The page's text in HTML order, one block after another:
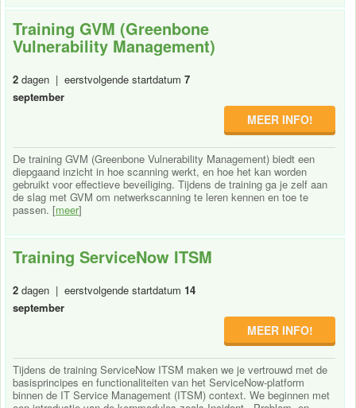
Training GVM (Greenbone
Vulnerability Management)
2 dagen | eerstvolgende startdatum 7
september
MEER INFO!
De training GVM (Greenbone Vulnerability Management) biedt een
diepgaand inzicht in hoe scanning werkt, en hoe het kan worden
gebruikt voor effectieve beveiliging. Tijdens de training ga je zelf aan
de slag met GVM om netwerkscanning te leren kennen en toe te
passen. [meer]
Training ServiceNow ITSM
2 dagen | eerstvolgende startdatum 14
september
MEER INFO!
Tijdens de training ServiceNow ITSM maken we je vertrouwd met de
basisprincipes en functionaliteiten van het ServiceNow-platform
binnen de IT Service Management (ITSM) context. We beginnen met